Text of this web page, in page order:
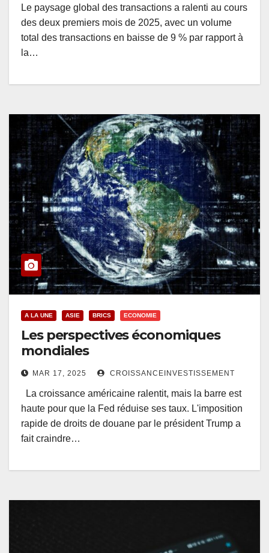
Le paysage global des transactions a ralenti au cours
des deux premiers mois de 2025, avec un volume
total des transactions en baisse de 9 % par rapport à
la…
A LA UNE ASIE BRICS ECONOMIE
Les perspectives économiques
mondiales
MAR 17, 2025 CROISSANCEINVESTISSEMENT
La croissance américaine ralentit, mais la barre est
haute pour que la Fed réduise ses taux. L'imposition
rapide de droits de douane par le président Trump a
fait craindre…